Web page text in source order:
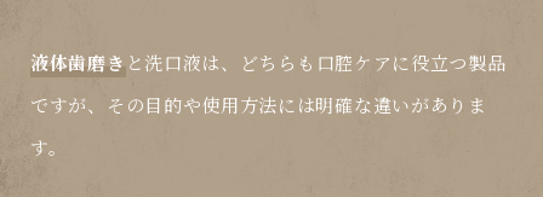
液体歯磨き と洗口液は、どちらも口腔ケアに役立つ製品
ですが、その目的や使用方法には明確な違いがありま
す。